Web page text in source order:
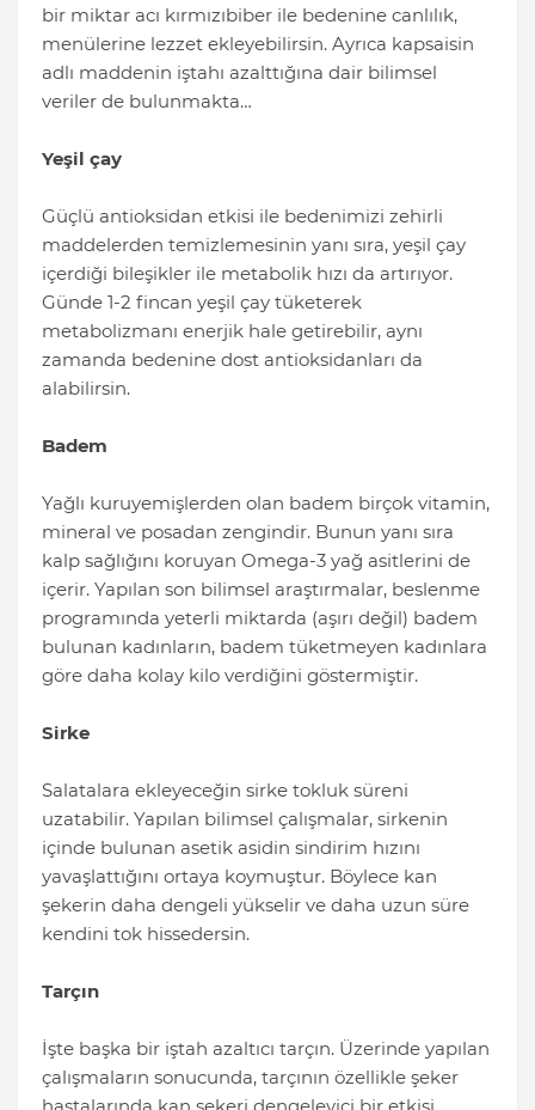
bir miktar acı kırmızıbiber ile bedenine canlılık,
menülerine lezzet ekleyebilirsin. Ayrıca kapsaisin
adlı maddenin iştahı azalttığına dair bilimsel
veriler de bulunmakta…
Yeşil çay
Güçlü antioksidan etkisi ile bedenimizi zehirli
maddelerden temizlemesinin yanı sıra, yeşil çay
içerdiği bileşikler ile metabolik hızı da artırıyor.
Günde 1-2 fincan yeşil çay tüketerek
metabolizmanı enerjik hale getirebilir, aynı
zamanda bedenine dost antioksidanları da
alabilirsin.
Badem
Yağlı kuruyemişlerden olan badem birçok vitamin,
mineral ve posadan zengindir. Bunun yanı sıra
kalp sağlığını koruyan Omega-3 yağ asitlerini de
içerir. Yapılan son bilimsel araştırmalar, beslenme
programında yeterli miktarda (aşırı değil) badem
bulunan kadınların, badem tüketmeyen kadınlara
göre daha kolay kilo verdiğini göstermiştir.
Sirke
Salatalara ekleyeceğin sirke tokluk süreni
uzatabilir. Yapılan bilimsel çalışmalar, sirkenin
içinde bulunan asetik asidin sindirim hızını
yavaşlattığını ortaya koymuştur. Böylece kan
şekerin daha dengeli yükselir ve daha uzun süre
kendini tok hissedersin.
Tarçın
İşte başka bir iştah azaltıcı tarçın. Üzerinde yapılan
çalışmaların sonucunda, tarçının özellikle şeker